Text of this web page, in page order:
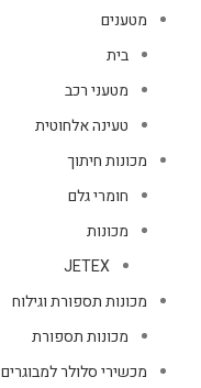
מטענים
בית
מטעני רכב
טעינה אלחוטית
מכונות חיתוך
חומרי גלם
מכונות
JETEX
מכונות תספורת וגילוח
מכונות תספורת
מכשירי סלולר למבוגרים